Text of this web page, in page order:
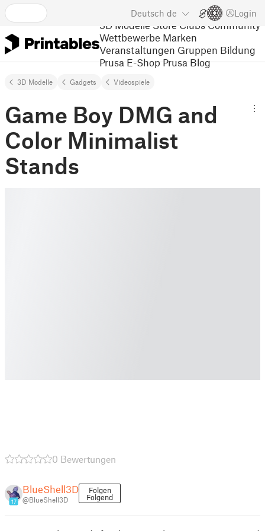
Deutsch de Login
3D Modelle Store Clubs Community
Wettbewerbe Marken
Veranstaltungen Gruppen Bildung
Prusa E-Shop Prusa Blog
3D Modelle Gadgets Videospiele
Game Boy DMG and
Color Minimalist
Stands
0 Bewertungen
17
BlueShell3D
@BlueShell3D
Folgen
Folgend